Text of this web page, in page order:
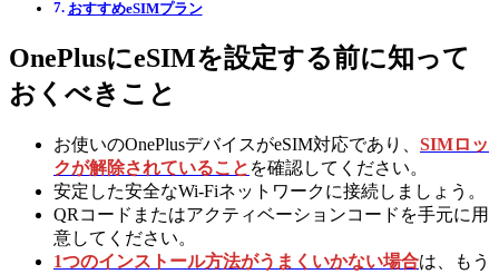
おすすめeSIMプラン
OnePlusにeSIMを設定する前に知って
おくべきこと
お使いのOnePlusデバイスがeSIM対応であり、 SIMロッ
クが解除されていること を確認してください。
安定した安全なWi-Fiネットワークに接続しましょう。
QRコードまたはアクティベーションコードを手元に用
意してください。
1つのインストール方法がうまくいかない場合は、もう